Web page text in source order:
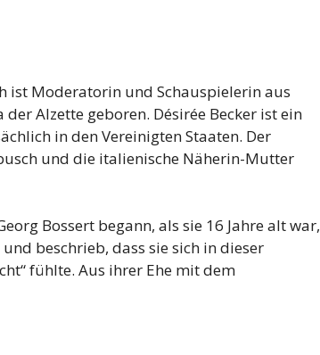
ist Moderatorin und Schauspielerin aus
Alzette geboren. Désirée Becker ist ein
in den Vereinigten Staaten. Der
und die italienische Näherin-Mutter
Bossert begann, als sie 16 Jahre alt war,
beschrieb, dass sie sich in dieser
fühlte. Aus ihrer Ehe mit dem